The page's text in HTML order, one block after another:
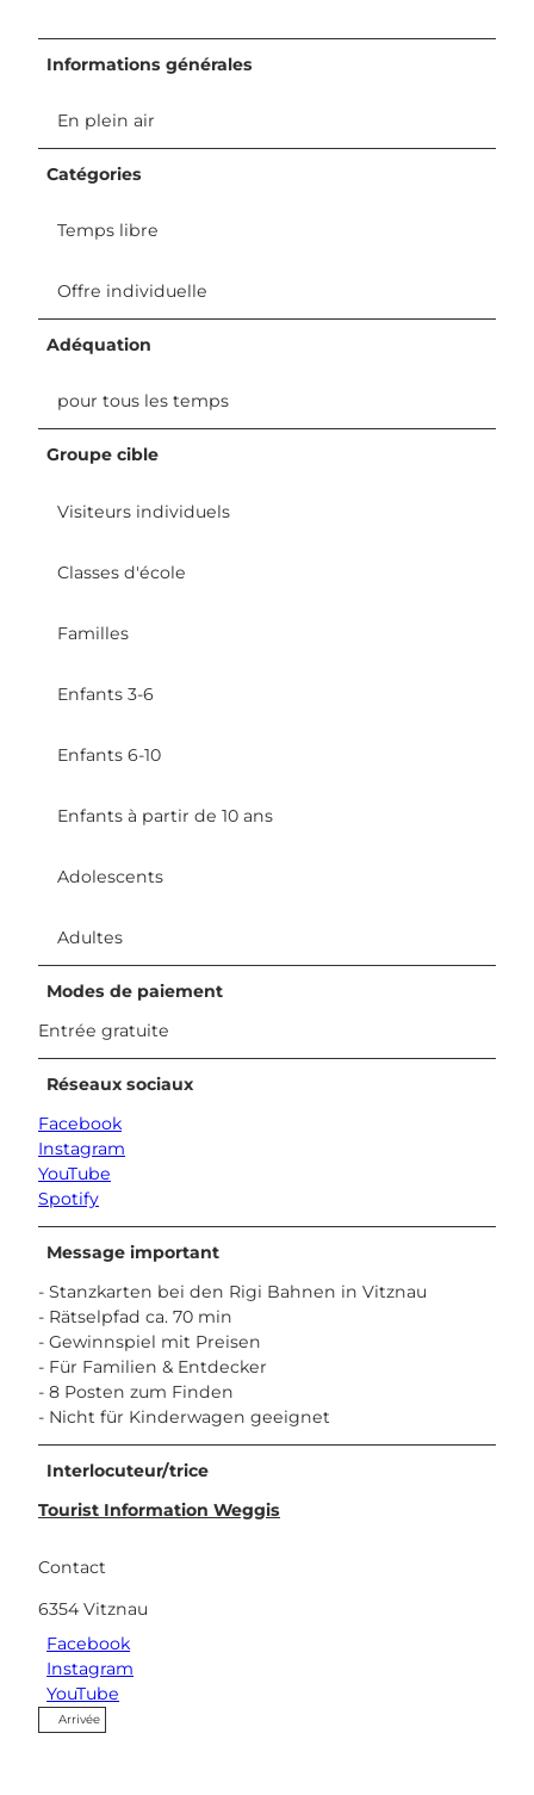
Informations générales
En plein air
Catégories
Temps libre
Offre individuelle
Adéquation
pour tous les temps
Groupe cible
Visiteurs individuels
Classes d'école
Familles
Enfants 3-6
Enfants 6-10
Enfants à partir de 10 ans
Adolescents
Adultes
Modes de paiement
Entrée gratuite
Réseaux sociaux
Facebook
Instagram
YouTube
Spotify
Message important
- Stanzkarten bei den Rigi Bahnen in Vitznau
- Rätselpfad ca. 70 min
- Gewinnspiel mit Preisen
- Für Familien & Entdecker
- 8 Posten zum Finden
- Nicht für Kinderwagen geeignet
Interlocuteur/trice
Tourist Information Weggis
Contact
6354 Vitznau
Facebook
Instagram
YouTube
Arrivée